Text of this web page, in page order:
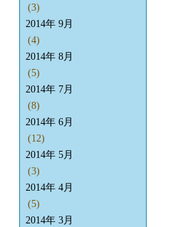
(3)
2014年 9月
(4)
2014年 8月
(5)
2014年 7月
(8)
2014年 6月
(12)
2014年 5月
(3)
2014年 4月
(5)
2014年 3月